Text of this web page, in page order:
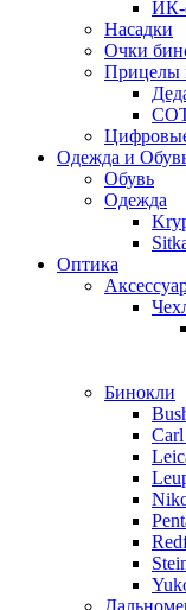
ИК-
Насадки
Очки
Прицелы
Одежда и
Обувь
Одежда
Оптика
Бинокли